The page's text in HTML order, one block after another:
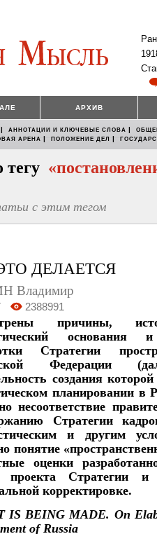
АРХИВ
| АННОТАЦИИ И КЛЮЧЕВЫЕ СЛОВА |
АРЕНА | ПОЛОЖЕНИЕ ДЕЛ |
тегу
с этим тегом
ДЕЛАЕТСЯ
Владимир
2388991
причины,
основания
Стратегии
Федерации
создания
планировании в
несоответствие
Стратегии
и другим
понятие
оценки
проекта Стратегии
корректировке.
IS BEING MADE. On
of Russia